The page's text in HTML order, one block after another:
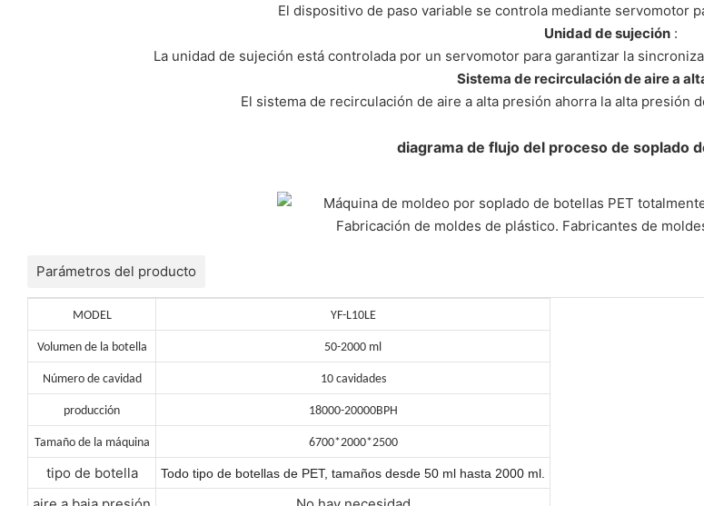
El dispositivo de paso variable se controla mediante servomotor
Unidad de sujeción:
La unidad de sujeción está controlada por un servomotor para garantizar la
Sistema de recirculación de aire a
El sistema de recirculación de aire a alta presión ahorra la alta presión
diagrama de flujo del proceso de soplado
Parámetros del producto
MODEL YF-L10LE
Volumen de la botella 50-2000 ml
Número de cavidad 10 cavidades
producción 18000-20000BPH
Tamaño de la máquina 6700*2000*2500
tipo de botella Todo tipo de botellas de PET, tamaños desde 50 ml hasta 2000 ml.